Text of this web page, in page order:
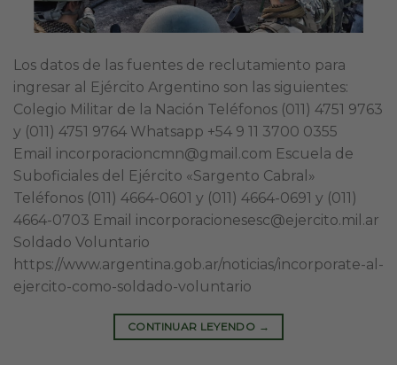
Los datos de las fuentes de reclutamiento para
ingresar al Ejército Argentino son las siguientes:
Colegio Militar de la Nación Teléfonos (011) 4751 9763
y (011) 4751 9764 Whatsapp +54 9 11 3700 0355
Email incorporacioncmn@gmail.com Escuela de
Suboficiales del Ejército «Sargento Cabral»
Teléfonos (011) 4664-0601 y (011) 4664-0691 y (011)
4664-0703 Email incorporacionesesc@ejercito.mil.ar
Soldado Voluntario
https://www.argentina.gob.ar/noticias/incorporate-al-
ejercito-como-soldado-voluntario
CONTINUAR LEYENDO →